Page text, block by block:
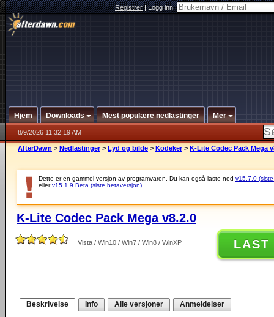
Registrer|Logg inn:
Hjem Downloads Mest populære nedlastinger Mer
8/9/2026 11:32:19 AM
AfterDawn > Nedlastinger > Lyd og bilde > Kodeker > K-Lite Codec Pack Mega
Dette er en gammel versjon av programvaren. Du kan også laste ned v15.7.0
ellerv15.1.9 Beta (siste betaversjon)
K-Lite Codec Pack Mega v8.2.0
Vista / Win10 / Win7 / Win8 / WinXP LAST
Beskrivelse Info Alle versjoner Anmeldelser